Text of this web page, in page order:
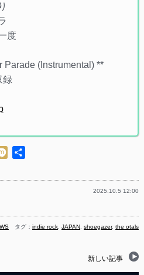
度
Parade (Instrumental) **
録
Mixi
2025.10.5 12:00
タグ：indie rock ,JAPAN ,shoegazer,the otals
新しい記事